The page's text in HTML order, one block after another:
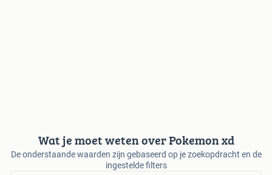
Wat je moet weten over Pokemon xd
De onderstaande waarden zijn gebaseerd op je zoekopdracht en de
ingestelde filters